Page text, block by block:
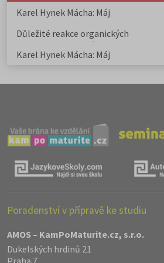
Karel Hynek Mácha: Máj
Důležité reakce organických
sloučenin a jejich význam
Karel Hynek Mácha: Máj
Poradenství v přípravě ke studiu
AMOS – KamPoMaturite.cz, s.r.o.
Dukelských hrdinů 21
Praha 7